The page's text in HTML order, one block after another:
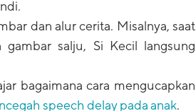
dan alur cerita. Misalnya, saat
salju, Si Kecil langsung
bagaimana cara mengucapkan
speech delay pada anak.